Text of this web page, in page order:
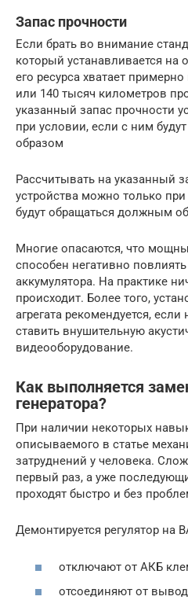
Запас прочности
Если брать во внимание
который устанавливается на
его ресурса хватает
или 140 тысяч километров
указанный запас прочности
при условии, если с ним
образом
Рассчитывать на указанный
устройства можно только
будут обращаться должным
Многие опасаются, что
способен негативно
аккумулятора. На практике
происходит. Более того,
агрегата рекомендуется,
ставить внушительную
видеооборудование.
Как выполняется
генератора?
При наличии некоторых
описываемого в статье
затруднений у человека.
первый раз, а уже
проходят быстро и без
Демонтируется регулятор на
отключают от АКБ
отсоединяют от